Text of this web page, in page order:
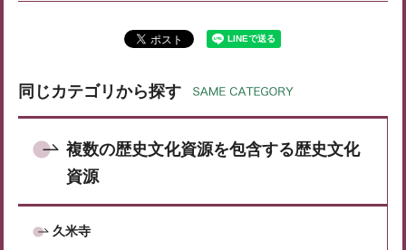
同じカテゴリから探す
複数の歴史文化資源を包含する歴史文化
資源
久米寺